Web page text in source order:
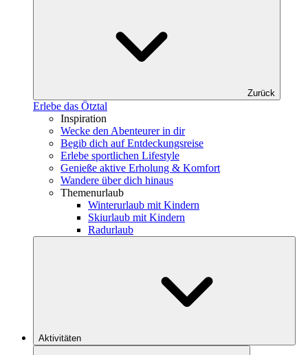
Zurück
Erlebe das Ötztal
Inspiration
Wecke den Abenteurer in dir
Begib dich auf Entdeckungsreise
Erlebe sportlichen Lifestyle
Genieße aktive Erholung & Komfort
Wandere über dich hinaus
Themenurlaub
Winterurlaub mit Kindern
Skiurlaub mit Kindern
Radurlaub
Aktivitäten